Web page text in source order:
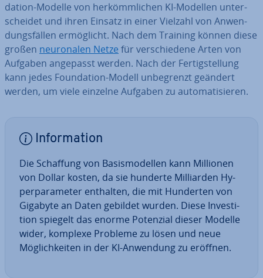
da­ti­on-Modelle von her­kömm­li­chen KI-Modellen un­ter­
schei­det und ihren Einsatz in einer Vielzahl von An­wen­
dungs­fäl­len er­mög­licht. Nach dem Training können diese
großen neu­ro­na­len Netze für ver­schie­de­ne Arten von
Aufgaben angepasst werden. Nach der Fer­tig­stel­lung
kann jedes Foun­da­ti­on-Modell un­be­grenzt geändert
werden, um viele einzelne Aufgaben zu au­to­ma­ti­sie­ren.
In­for­ma­ti­on
Die Schaffung von Ba­sis­mo­del­len kann Millionen
von Dollar kosten, da sie hunderte Mil­li­ar­den Hy­
per­pa­ra­me­ter enthalten, die mit Hunderten von
Gigabyte an Daten gebildet wurden. Diese In­ves­ti­
ti­on spiegelt das enorme Potenzial dieser Modelle
wider, komplexe Probleme zu lösen und neue
Mög­lich­kei­ten in der KI-Anwendung zu eröffnen.